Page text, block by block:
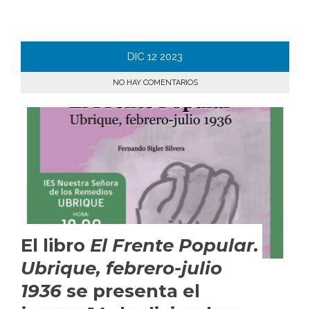
DIC 12 2023
NO HAY COMENTARIOS
El libro El Frente Popular.
Ubrique, febrero-julio
1936 se presenta el